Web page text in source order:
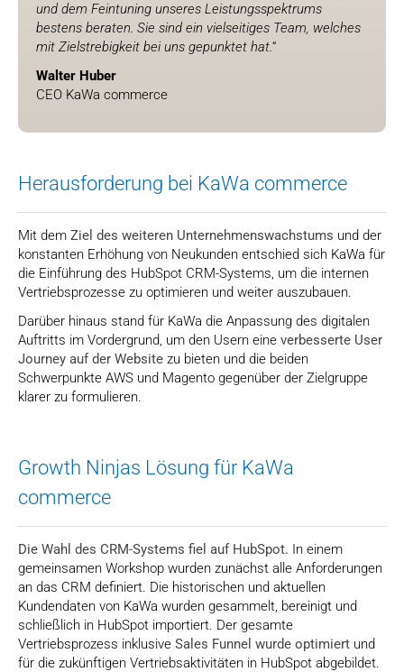
und dem Feintuning unseres Leistungsspektrums
bestens beraten. Sie sind ein vielseitiges Team, welches
mit Zielstrebigkeit bei uns gepunktet hat.“
Walter Huber
CEO KaWa commerce
Herausforderung bei KaWa commerce
Mit dem Ziel des weiteren Unternehmenswachstums und der
konstanten Erhöhung von Neukunden entschied sich KaWa für
die Einführung des HubSpot CRM-Systems, um die internen
Vertriebsprozesse zu optimieren und weiter auszubauen.
Darüber hinaus stand für KaWa die Anpassung des digitalen
Auftritts im Vordergrund, um den Usern eine verbesserte User
Journey auf der Website zu bieten und die beiden
Schwerpunkte AWS und Magento gegenüber der Zielgruppe
klarer zu formulieren.
Growth Ninjas Lösung für KaWa
commerce
Die Wahl des CRM-Systems fiel auf HubSpot. In einem
gemeinsamen Workshop wurden zunächst alle Anforderungen
an das CRM definiert. Die historischen und aktuellen
Kundendaten von KaWa wurden gesammelt, bereinigt und
schließlich in HubSpot importiert. Der gesamte
Vertriebsprozess inklusive Sales Funnel wurde optimiert und
für die zukünftigen Vertriebsaktivitäten in HubSpot abgebildet.